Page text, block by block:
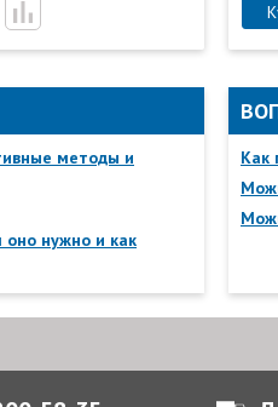
методы и
нужно и как
Как